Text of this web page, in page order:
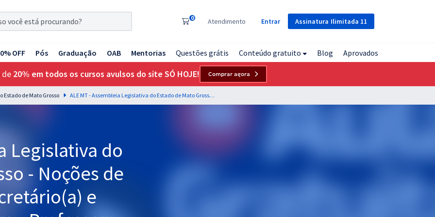
Assinatura Ilimitada 11
0 Atendimento Entrar
OFF Pós Graduação OAB Mentorias Questões grátis Conteúdo gratuito Blog Aprovados
de 20% em todos os cursos avulsos do site SÓ HOJE! Comprar agora
Estado de Mato Grosso ALE MT - Assembleia Legislativa do Estado de Mato Grosso - Noções de Informática Para Secretário(a) e Técnico(a) Legislativo - Professor: Jeferson Bogo (Videoaulas) & Fabrício Melo (Aulas em PDF)
Legislativa do
- Noções de
e